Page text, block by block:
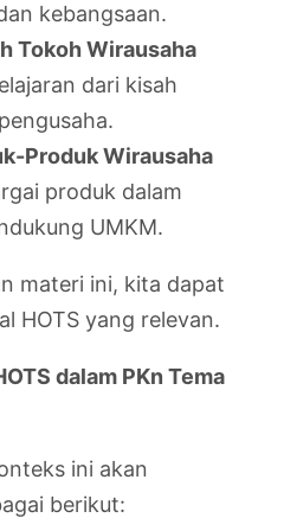
kebangsaan.
Tokoh Wirausaha
dari kisah
Produk Wirausaha
produk dalam
UMKM.
materi ini, kita dapat
HOTS yang relevan.
dalam PKn Tema
ini akan
berikut: